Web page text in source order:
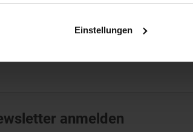
Einstellungen
ab0,92 €
anmelden